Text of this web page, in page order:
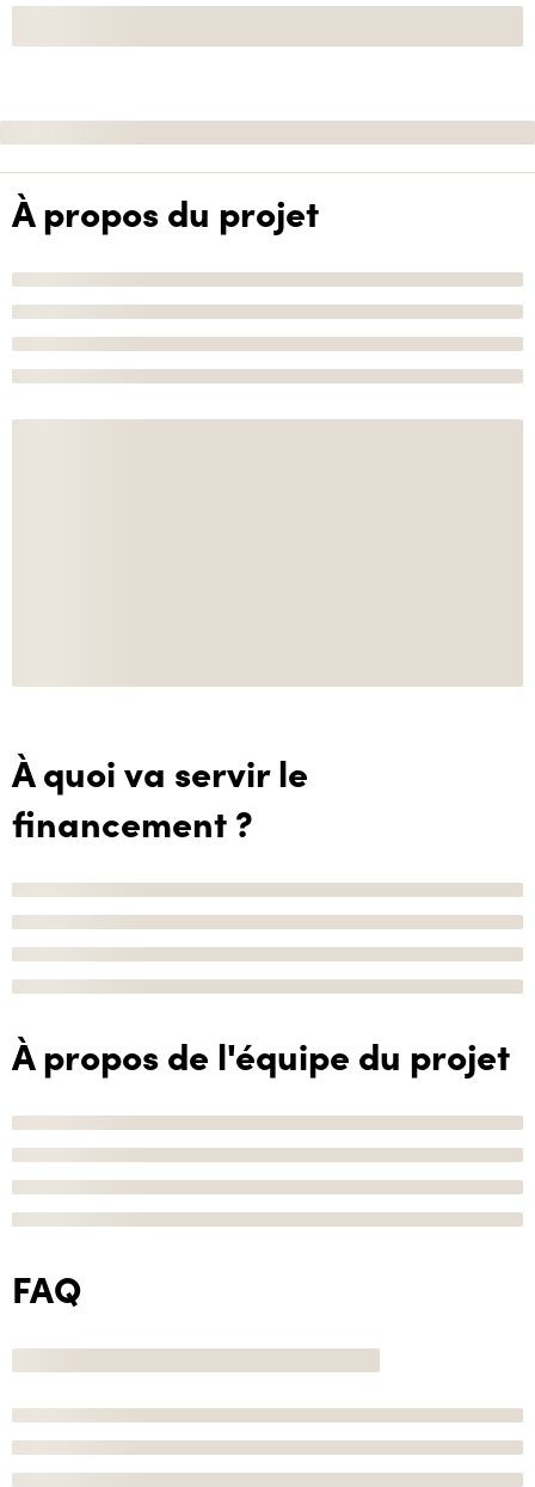
À propos du projet
À quoi va servir le
financement ?
À propos de l'équipe du projet
FAQ